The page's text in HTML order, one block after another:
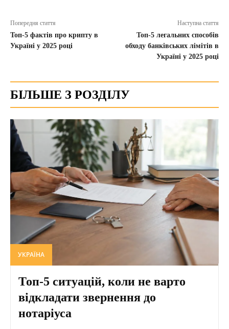
Попередня стаття
Топ-5 фактів про крипту в
Україні у 2025 році
Наступна стаття
Топ-5 легальних способів
обходу банківських лімітів в
Україні у 2025 році
БІЛЬШЕ З РОЗДІЛУ
УКРАЇНА
Топ-5 ситуацій, коли не варто
відкладати звернення до
нотаріуса